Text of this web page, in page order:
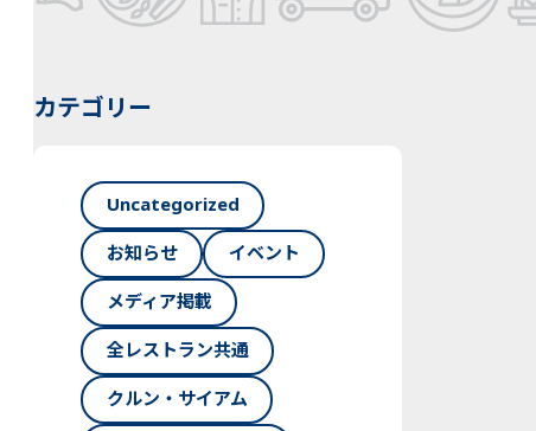
カテゴリー
Uncategorized
お知らせ
イベント
メディア掲載
全レストラン共通
クルン・サイアム